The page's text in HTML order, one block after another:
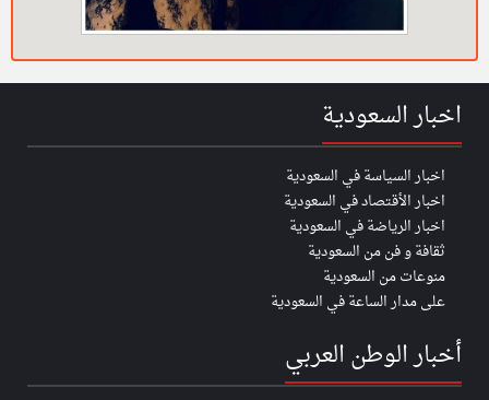
اخبار السعودية
اخبار السياسة في السعودية
اخبار الأقتصاد في السعودية
اخبار الرياضة في السعودية
ثقافة و فن من السعودية
منوعات من السعودية
على مدار الساعة في السعودية
أخبار الوطن العربي